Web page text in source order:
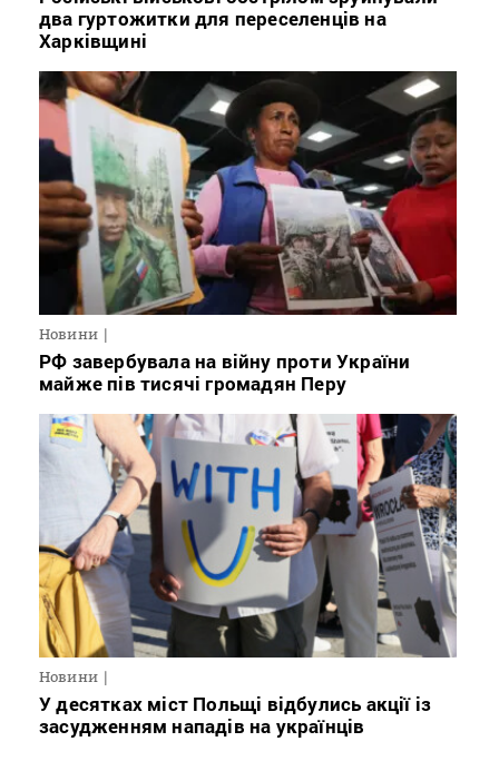
два гуртожитки для переселенців на
Харківщині
Новини
РФ завербувала на війну проти України
майже пів тисячі громадян Перу
Новини
У десятках міст Польщі відбулись акції із
засудженням нападів на українців